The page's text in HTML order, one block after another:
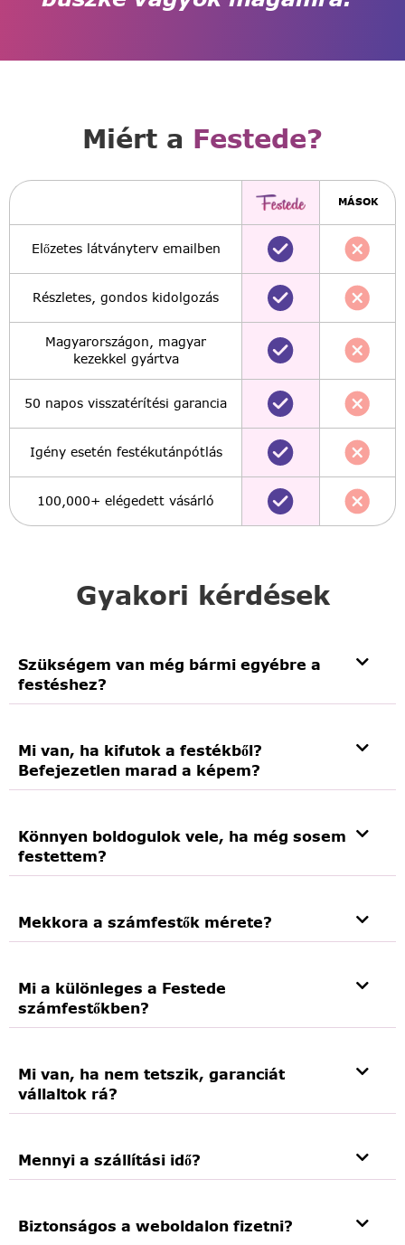
Gyakori kérdések
Szükségem van még bármi egyébre a
festéshez?
Mi van, ha kifutok a festékből?
Befejezetlen marad a képem?
Könnyen boldogulok vele, ha még sosem
festettem?
Mekkora a számfestők mérete?
Mi a különleges a Festede
számfestőkben?
Mi van, ha nem tetszik, garanciát
vállaltok rá?
Mennyi a szállítási idő?
Biztonságos a weboldalon fizetni?
Miért a Festede?
MÁSOK
Előzetes látványterv emailben
Részletes, gondos kidolgozás
Magyarországon, magyar
kezekkel gyártva
50 napos visszatérítési garancia
Igény esetén festékutánpótlás
100,000+ elégedett vásárló